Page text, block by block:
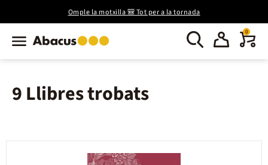
Omple la motxilla 🎒 Tot per a la tornada
0
9 Llibres trobats